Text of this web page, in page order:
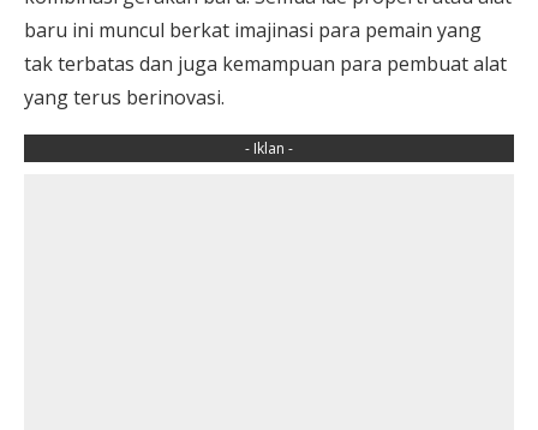
baru ini muncul berkat imajinasi para pemain yang
tak terbatas dan juga kemampuan para pembuat alat
yang terus berinovasi.
- Iklan -